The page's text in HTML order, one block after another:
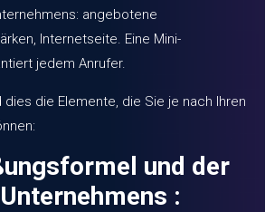
angebotene
Internetseite. Eine Mini-
jedem Anrufer.
dies die Elemente, die Sie je nach Ihren
und der
: